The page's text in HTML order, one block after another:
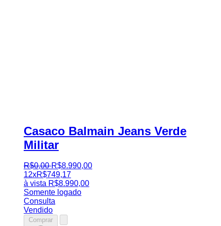
Casaco Balmain Jeans Verde
Militar
R$0,00 R$8.990,00
12xR$749,17
à vista R$8.990,00
Somente logado
Consulta
Vendido
Comprar